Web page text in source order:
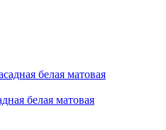
белая матовая